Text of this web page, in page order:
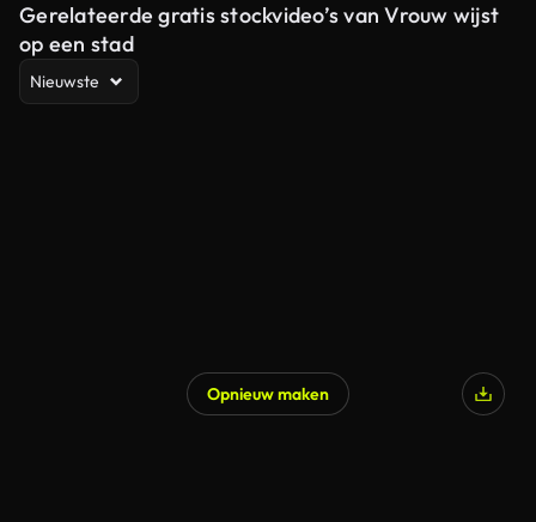
Gerelateerde gratis stockvideo’s van Vrouw wijst
op een stad
Nieuwste
Opnieuw maken